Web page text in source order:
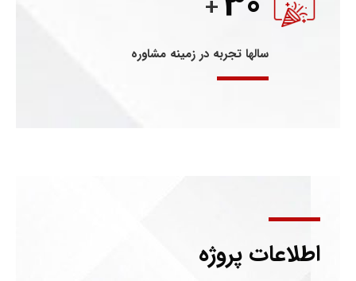
+
سالها تجربه در زمینه مشاوره
اطلاعات پروژه